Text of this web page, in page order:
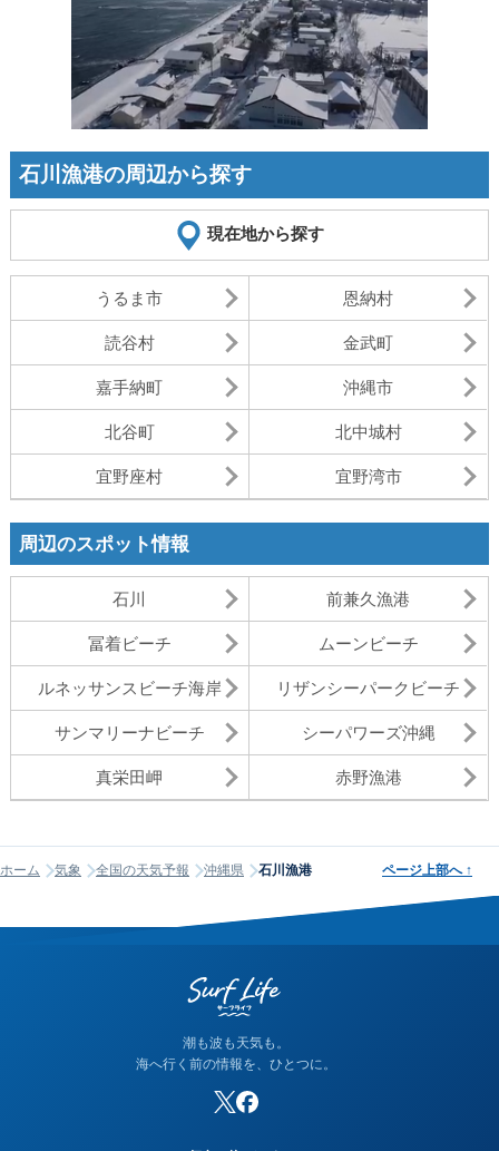
石川漁港の周辺から探す
現在地から探す
うるま市 恩納村
読谷村 金武町
嘉手納町 沖縄市
北谷町 北中城村
宜野座村 宜野湾市
周辺のスポット情報
石川 前兼久漁港
冨着ビーチ ムーンビーチ
ルネッサンスビーチ海岸 リザンシーパークビーチ
サンマリーナビーチ シーパワーズ沖縄
真栄田岬 赤野漁港
ホーム 気象 全国の天気予報 沖縄県 石川漁港 ページ上部へ ↑
潮も波も天気も。
海へ行く前の情報を、ひとつに。